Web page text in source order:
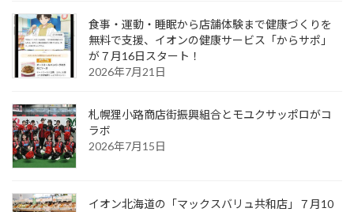
食事・運動・睡眠から店舗体験まで健康づくりを
無料で支援、イオンの健康サービス「からサポ」
が７月16日スタート！
2026年7月21日
札幌狸小路商店街振興組合とモユクサッポロがコ
ラボ
2026年7月15日
イオン北海道の「マックスバリュ共和店」７月10